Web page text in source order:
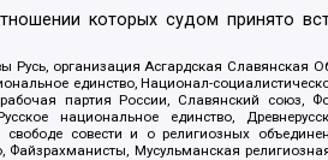
которых судом принято
Русь, организация Асгардская
единство, Национал-
партия России, Славянский
национальное единство,
совести и о религиозных
Файзрахманисты, Мусульманская